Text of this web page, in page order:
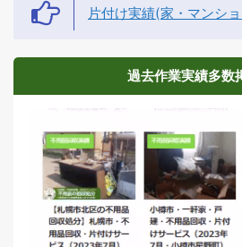
片付け実績(家・マンシ
過去作業実績多数